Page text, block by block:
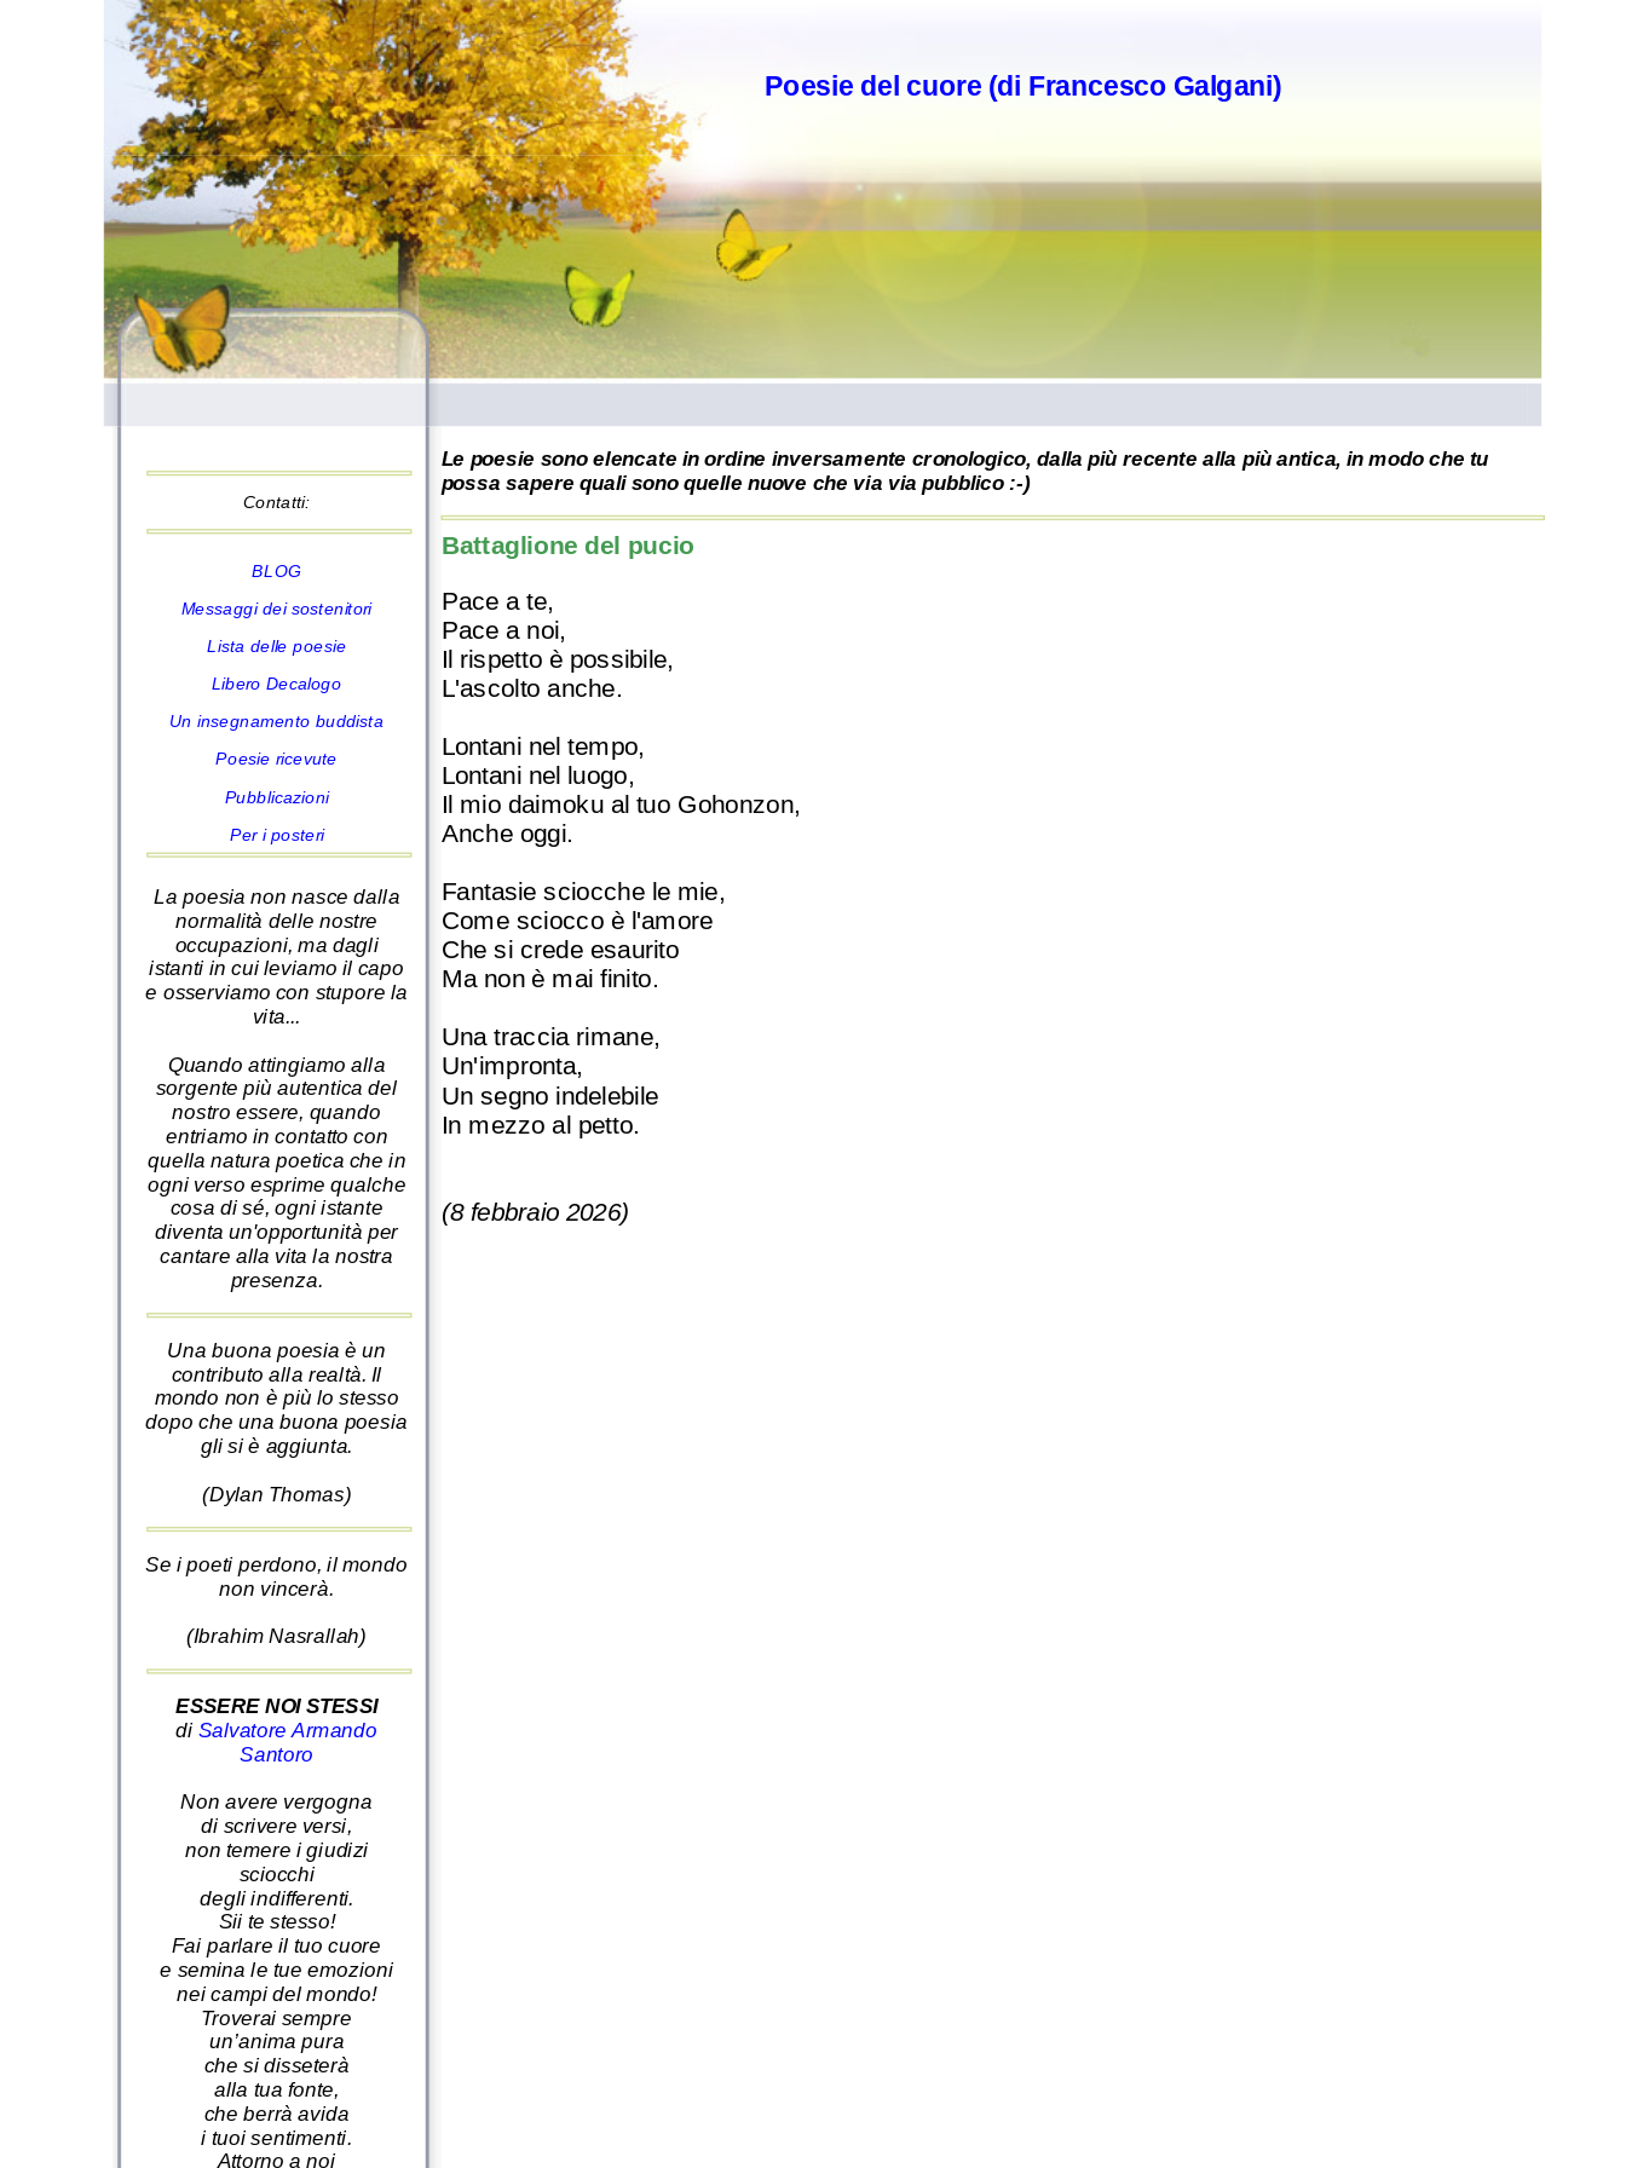
Poesie del cuore (di Francesco Galgani)
Contatti:
BLOG
Messaggi dei sostenitori
Lista delle poesie
Libero Decalogo
Un insegnamento buddista
Poesie ricevute
Pubblicazioni
Per i posteri
La poesia non nasce dalla
normalità delle nostre
occupazioni, ma dagli
istanti in cui leviamo il capo
e osserviamo con stupore la
vita...
Quando attingiamo alla
sorgente più autentica del
nostro essere, quando
entriamo in contatto con
quella natura poetica che in
ogni verso esprime qualche
cosa di sé, ogni istante
diventa un'opportunità per
cantare alla vita la nostra
presenza.
Una buona poesia è un
contributo alla realtà. Il
mondo non è più lo stesso
dopo che una buona poesia
gli si è aggiunta.
(Dylan Thomas)
Se i poeti perdono, il mondo
non vincerà.
(Ibrahim Nasrallah)
ESSERE NOI STESSI
di Salvatore Armando
Santoro
Non avere vergogna
di scrivere versi,
non temere i giudizi
sciocchi
degli indifferenti.
Sii te stesso!
Fai parlare il tuo cuore
e semina le tue emozioni
nei campi del mondo!
Troverai sempre
un’anima pura
che si disseterà
alla tua fonte,
che berrà avida
i tuoi sentimenti.
Attorno a noi
Le poesie sono elencate in ordine inversamente cronologico, dalla più recente alla più antica, in modo che tu
possa sapere quali sono quelle nuove che via via pubblico :-)
Battaglione del pucio
Pace a te,
Pace a noi,
Il rispetto è possibile,
L'ascolto anche.
Lontani nel tempo,
Lontani nel luogo,
Il mio daimoku al tuo Gohonzon,
Anche oggi.
Fantasie sciocche le mie,
Come sciocco è l'amore
Che si crede esaurito
Ma non è mai finito.
Una traccia rimane,
Un'impronta,
Un segno indelebile
In mezzo al petto.
(8 febbraio 2026)